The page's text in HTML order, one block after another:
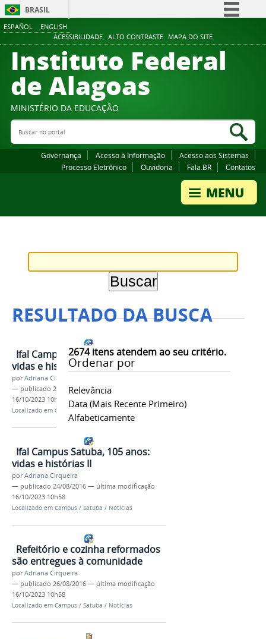
ESPAÑOL ENGLISH
ACESSIBILIDADE ALTO CONTRASTE MAPA DO SITE
BRASIL
Comunica BR
Participe
Canais
Instituto Federal
de Alagoas
MINISTÉRIO DA EDUCAÇÃO
Buscar no portal
Governança Acesso à Informação
Acesso aos Sistemas
Processo Eletrônico
Ouvidoria Fala.BR Contatos
RESULTADO DA BUSCA
2674itens atendem ao seu critério.
Ordenar por
Relevância
Data (mais Recente Primeiro)
Alfabeticamente
Ifal Campus Satuba, 105 anos:
vidas e histórias
porAdriana Cirqueira
— publicado 23/08/2016—última modificação
16/10/2023 10h58
Localizado em Campus Satuba
Ifal Campus Satuba, 105 anos:
vidas e histórias II
porAdriana Cirqueira
— publicado 24/08/2016 — última modificação
16/10/2023 10h58
Localizado em Campus / Satuba / Notícias
Refeitório e cozinha reformados
são entregues à comunidade
porAdriana Cirqueira
— publicado 26/08/2016 — última modificação
16/10/2023 10h58
Localizado em Campus / Satuba / Notícias